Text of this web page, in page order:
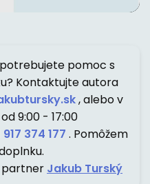
pomoc s
Kontaktujte autora
, alebo v
9:00 - 17:00
917 374 177 . Pomôžem
Jakub Turský